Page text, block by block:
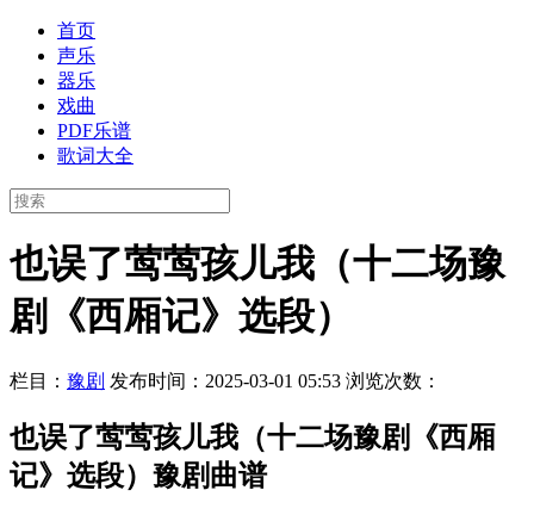
首页
声乐
器乐
戏曲
PDF乐谱
歌词大全
也误了莺莺孩儿我（十二场豫
剧《西厢记》选段）
栏目： 豫剧 发布时间：2025-03-01 05:53 浏览次数：
也误了莺莺孩儿我（十二场豫剧《西厢
记》选段）豫剧曲谱